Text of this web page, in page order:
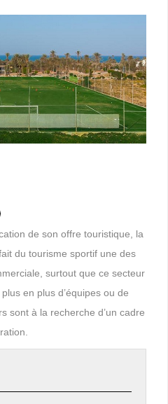
de son offre touristique, la
du tourisme sportif une des
surtout que ce secteur
en plus d’équipes ou de
sont à la recherche d’un cadre